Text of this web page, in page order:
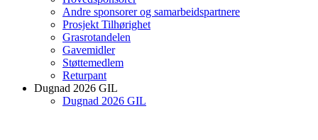
Andre sponsorer og samarbeidspartnere
Prosjekt Tilhørighet
Grasrotandelen
Gavemidler
Støttemedlem
Returpant
Dugnad 2026 GIL
Dugnad 2026 GIL